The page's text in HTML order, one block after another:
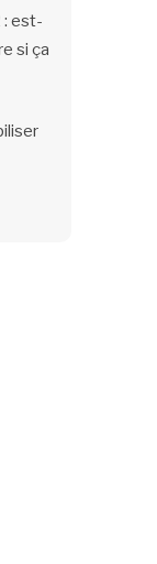
: est-
si ça